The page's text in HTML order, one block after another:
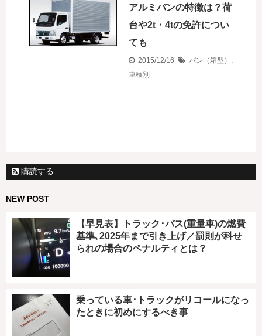
アルミバンの特徴は？荷
台や2t・4tの免許につい
ても
2015/12/16 バン（箱型） ,
車種別
購読する
NEW POST
【早見表】トラック･バス(重量車)の燃費
基準､2025年まで引き上げ／罰則が科せ
られの場合のペナルティとは？
乗っている車･トラックがリコールになっ
たときに初めにするべき事